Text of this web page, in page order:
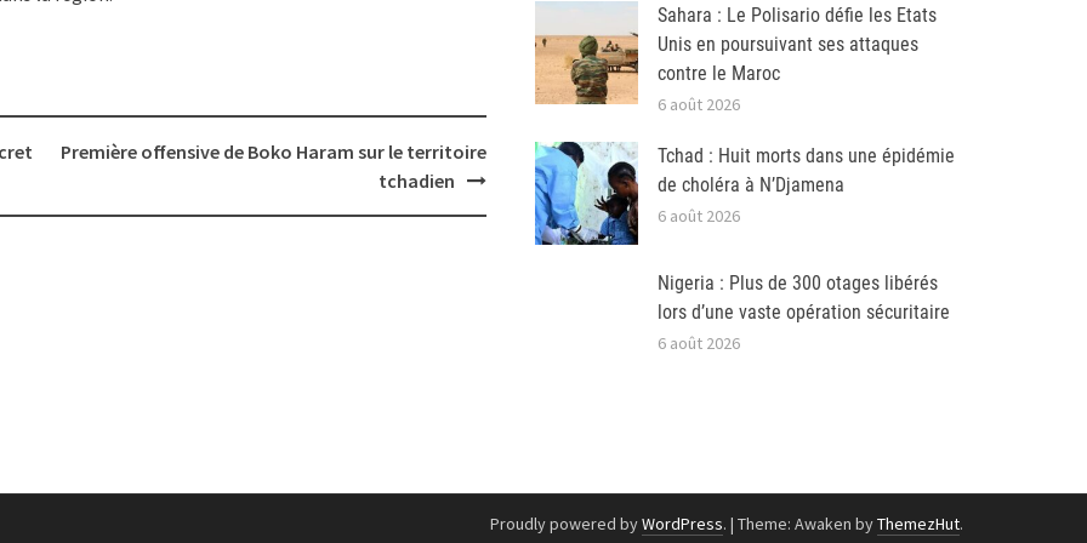
Première offensive de Boko Haram sur le territoire
tchadien
Sahara : Le Polisario défie les Etats
Unis en poursuivant ses attaques
contre le Maroc
6 août 2026
Tchad : Huit morts dans une épidémie
de choléra à N’Djamena
6 août 2026
Nigeria : Plus de 300 otages libérés
lors d’une vaste opération sécuritaire
6 août 2026
Proudly powered byWordPress. | Theme: Awaken byThemezHut.